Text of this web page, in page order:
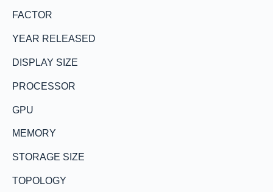
FACTOR
YEAR RELEASED
DISPLAY SIZE
PROCESSOR
GPU
MEMORY
STORAGE SIZE
TOPOLOGY